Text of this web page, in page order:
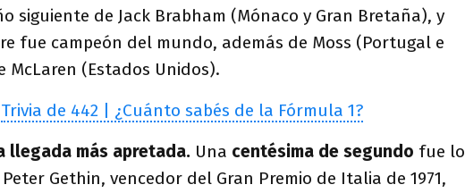
siguiente de Jack Brabham (Mónaco y Gran Bretaña), y
fue campeón del mundo, además de Moss (Portugal e
McLaren (Estados Unidos).
Trivia de 442 | ¿Cuánto sabés de la Fórmula 1?
llegada más apretada. Una centésima de segundo fue lo
Gethin, vencedor del Gran Premio de Italia de 1971,